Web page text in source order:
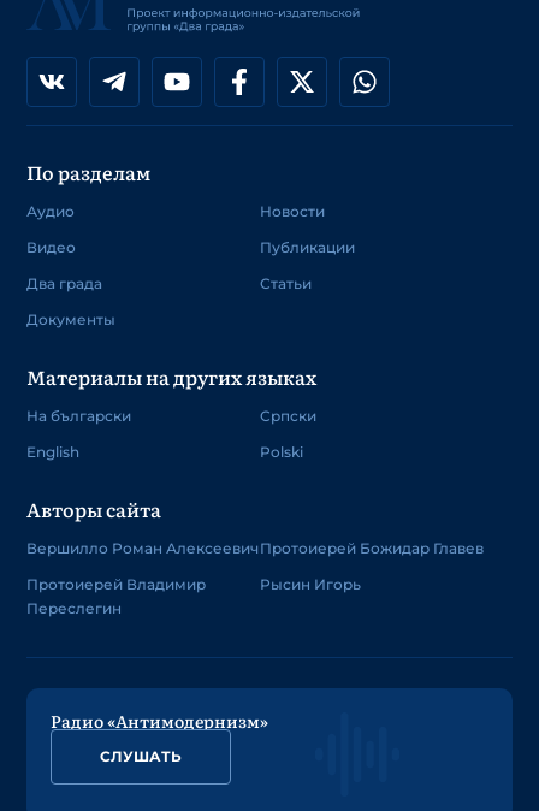
По разделам
Аудио
Видео
Два града
Документы
Новости
Публикации
Статьи
Материалы на других языках
На български
English
Српски
Polski
Авторы сайта
Вершилло Роман Алексеевич
Протоиерей Владимир
Переслегин
Протоиерей Божидар Главев
Рысин Игорь
Радио «Антимодернизм»
СЛУШАТЬ